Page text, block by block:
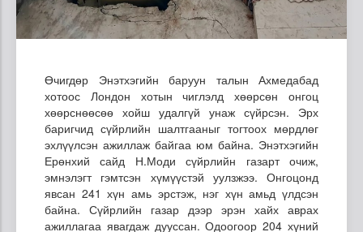
Өчигдөр Энэтхэгийн баруун талын Ахмедабад
хотоос Лондон хотын чиглэлд хөөрсөн онгоц
хөөрснөөсөө хойш удалгүй унаж сүйрсэн. Эрх
баригчид сүйрлийн шалтгааныг тогтоох мөрдлөг
эхлүүлсэн ажиллаж байгаа юм байна. Энэтхэгийн
Ерөнхий сайд Н.Моди сүйрлийн газарт очиж,
эмнэлэгт гэмтсэн хүмүүстэй уулзжээ. Онгоцонд
явсан 241 хүн амь эрстэж, нэг хүн амьд үлдсэн
байна. Сүйрлийн газар дээр эрэн хайх аврах
ажиллагаа явагдаж дууссан. Одоогоор 204 хүний